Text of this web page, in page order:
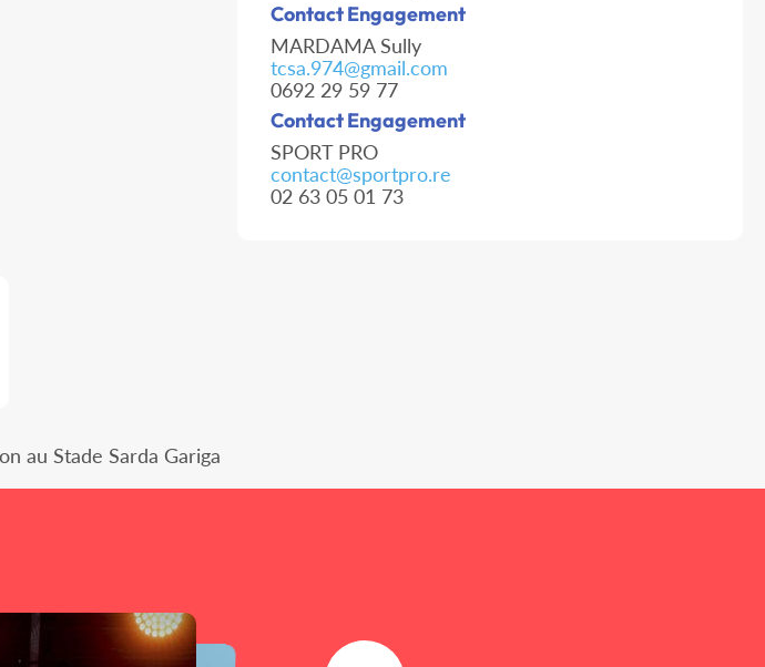
Contact Engagement
MARDAMA Sully
tcsa.974@gmail.com
0692 29 59 77
Contact Engagement
SPORT PRO
contact@sportpro.re
02 63 05 01 73
au Stade Sarda Gariga